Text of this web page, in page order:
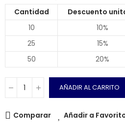
Cantidad Descuento
10
10%
25
15%
50
20%
AÑADIR AL CARRITO
Comparar Añadir a